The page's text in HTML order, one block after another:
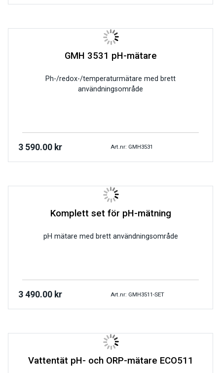
GMH 3531 pH-mätare
Ph-/redox-/temperaturmätare med brett
användningsområde
3 590.00 kr Art.nr: GMH3531
Komplett set för pH-mätning
pH mätare med brett användningsområde
3 490.00 kr Art.nr: GMH3511-SET
Vattentät pH- och ORP-mätare ECO511